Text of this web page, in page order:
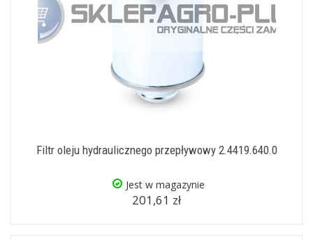
Filtr oleju hydraulicznego przepływowy 2.4419.640.0
Jest w magazynie
201,61 zł